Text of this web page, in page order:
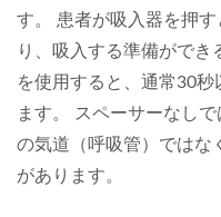
す。 患者が吸入器を押
り、吸入する準備ができ
を使用すると、通常30
ます。 スペーサーなし
の気道（呼吸管）ではな
があります。